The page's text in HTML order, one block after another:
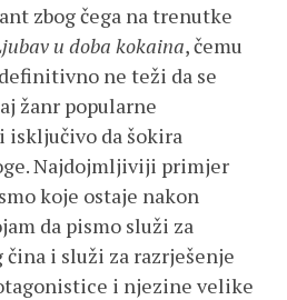
zbog čega na trenutke
u doba kokaina, čemu
ne teži da se
žanr popularne
da šokira
Najdojmljiviji primjer
koje ostaje nakon
da pismo služi za
i služi za razrješenje
i njezine velike